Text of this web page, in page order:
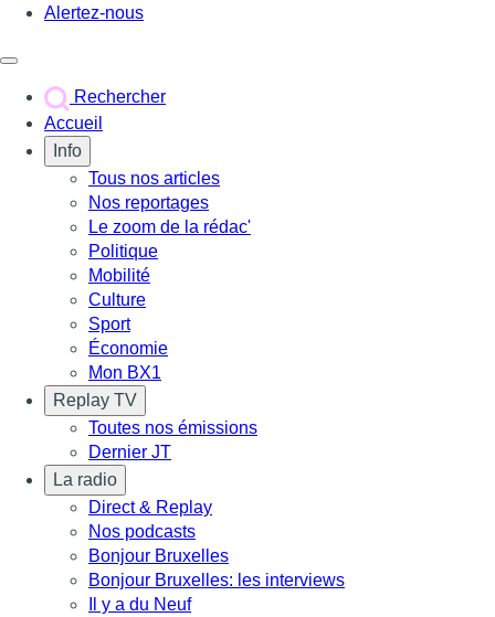
Alertez-nous
Rechercher
Accueil
Info
Tous nos articles
Nos reportages
Le zoom de la rédac'
Politique
Mobilité
Culture
Sport
Économie
Mon BX1
Replay TV
Toutes nos émissions
Dernier JT
La radio
Direct & Replay
Nos podcasts
Bonjour Bruxelles
Bonjour Bruxelles: les interviews
Il y a du Neuf